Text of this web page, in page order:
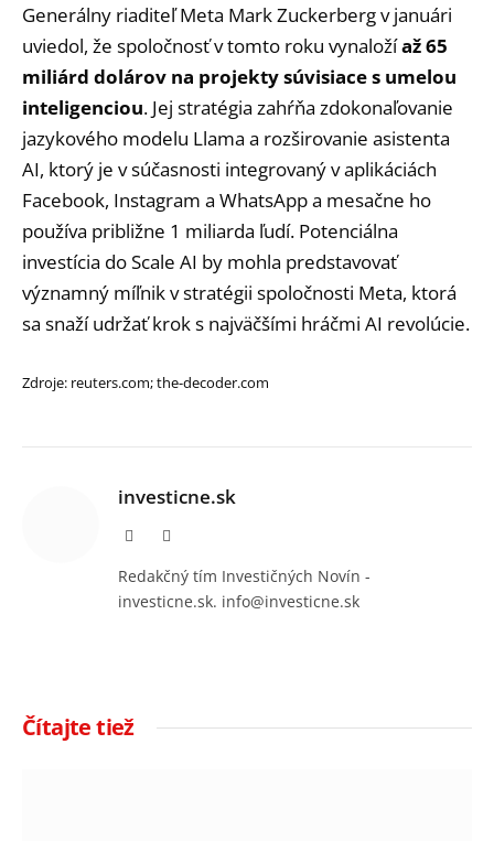
Generálny riaditeľ Meta Mark Zuckerberg v januári
uviedol, že spoločnosť v tomto roku vynaložíaž 65
miliárd dolárov na projekty súvisiace s umelou
inteligenciou. Jej stratégia zahŕňa zdokonaľovanie
jazykového modelu Llama a rozširovanie asistenta
AI, ktorý je v súčasnosti integrovaný v aplikáciách
Facebook, Instagram a WhatsApp a mesačne ho
používa približne 1 miliarda ľudí. Potenciálna
investícia do Scale AI by mohla predstavovať
významný míľnik v stratégii spoločnosti Meta, ktorá
sa snaží udržať krok s najväčšími hráčmi AI revolúcie.
Zdroje: reuters.com; the-decoder.com
investicne.sk
Facebook
Redakčný tím Investičných Novín -
investicne.sk. info@investicne.sk
Čítajte tiež